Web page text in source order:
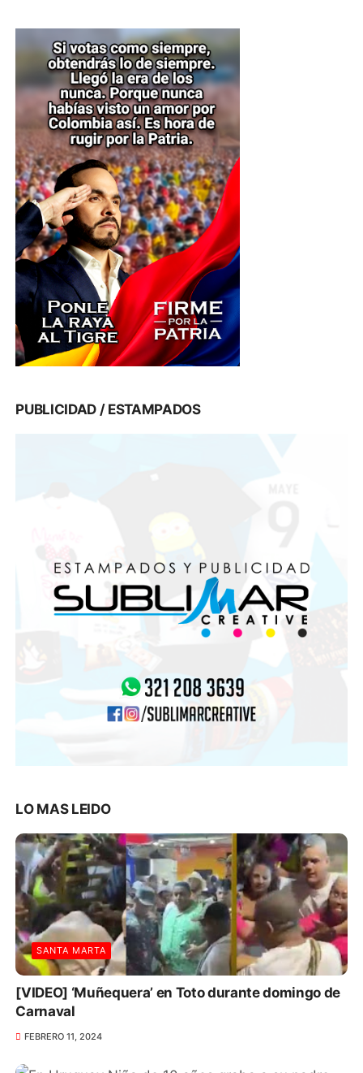
PUBLICIDAD / ESTAMPADOS
LO MAS LEIDO
SANTA MARTA
[VIDEO] ‘Muñequera’ en Toto durante domingo de
Carnaval
FEBRERO 11, 2024